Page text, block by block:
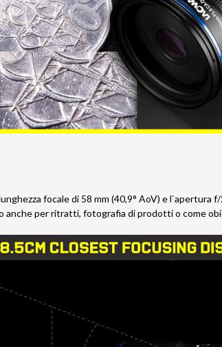
focale di 58 mm (40,9° AoV) e
anche per ritratti, fotografia di prodotti o come